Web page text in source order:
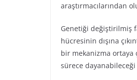
araştırmacılarından
Genetiği değiştirilmiş
hücresinin dışına
bir mekanizma ortaya
sürece